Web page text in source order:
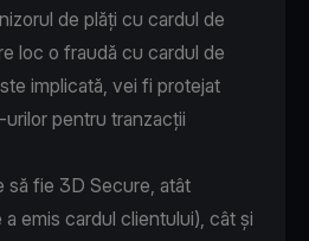
de plăți cu cardul de
loc o fraudă cu cardul de
implicată, vei fi protejat
pentru tranzacții
să fie 3D Secure, atât
emis cardul clientului), cât și